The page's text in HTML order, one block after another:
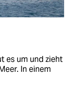
es um und zieht
In einem